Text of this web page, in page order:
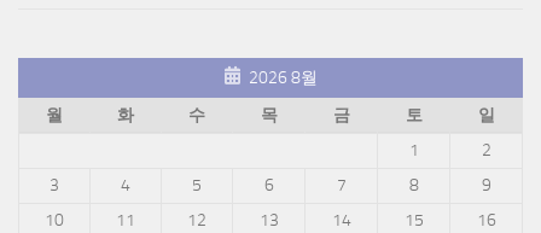
2026 8월
월
화 수 목 금 토
일
1
2
3
4 5 6 7 8
9
10
11 12 13 14 15
16